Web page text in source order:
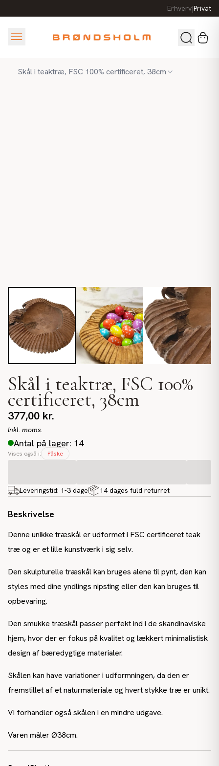
Erhverv|Privat
Skål i teaktræ, FSC 100% certificeret, 38cm
Skål i teaktræ, FSC 100%
certificeret, 38cm
377,00 kr.
Inkl. moms.
Antal på lager: 14
Vises også i: Påske
Leveringstid: 1-3 dage 14 dages fuld returret
Beskrivelse
Denne unikke træskål er udformet i FSC certificeret teak
træ og er et lille kunstværk i sig selv.
Den skulpturelle træskål kan bruges alene til pynt, den kan
styles med dine yndlings nipsting eller den kan bruges til
opbevaring.
Den smukke træskål passer perfekt ind i de skandinaviske
hjem, hvor der er fokus på kvalitet og lækkert minimalistisk
design af bæredygtige materialer.
Skålen kan have variationer i udformningen, da den er
fremstillet af et naturmateriale og hvert stykke træ er unikt.
Vi forhandler også skålen i en mindre udgave.
Varen måler Ø38cm.